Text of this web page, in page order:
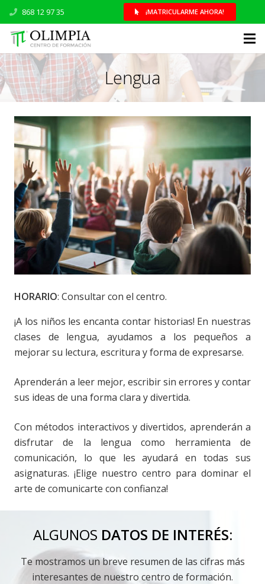
868 12 97 35 ¡MATRICULARME AHORA!
Lengua
HORARIO: Consultar con el centro.
¡A los niños les encanta contar historias! En nuestras
clases de lengua, ayudamos a los pequeños a
mejorar su lectura, escritura y forma de expresarse.
Aprenderán a leer mejor, escribir sin errores y contar
sus ideas de una forma clara y divertida.
Con métodos interactivos y divertidos, aprenderán a
disfrutar de la lengua como herramienta de
comunicación, lo que les ayudará en todas sus
asignaturas. ¡Elige nuestro centro para dominar el
arte de comunicarte con confianza!
ALGUNOS DATOS DE INTERÉS:
Te mostramos un breve resumen de las cifras más
interesantes de nuestro centro de formación.